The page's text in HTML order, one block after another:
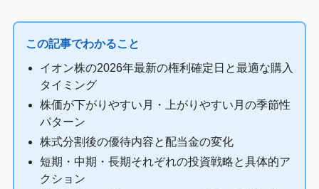
この記事でわかること
イオン株の2026年最新の権利確定日と最適な購入
タイミング
株価が下がりやすい月・上がりやすい月の季節性
パターン
株式分割後の優待内容と配当金の変化
短期・中期・長期それぞれの投資戦略と具体的ア
クション